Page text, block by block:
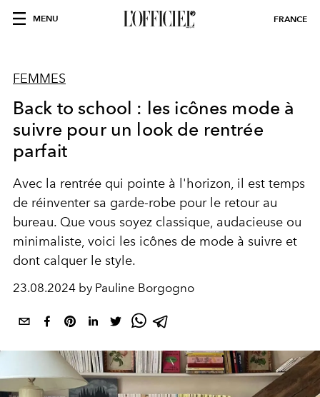
MENU FRANCE
FEMMES
Back to school : les icônes mode à
suivre pour un look de rentrée
parfait
Avec la rentrée qui pointe à l'horizon, il est temps
de réinventer sa garde-robe pour le retour au
bureau. Que vous soyez classique, audacieuse ou
minimaliste, voici les icônes de mode à suivre et
dont calquer le style.
23.08.2024 by Pauline Borgogno